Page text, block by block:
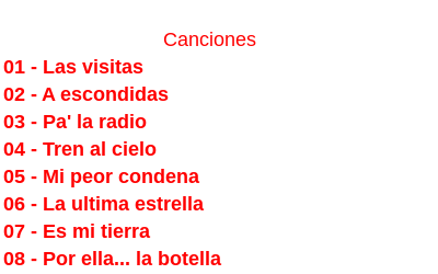
Canciones
01 - Las visitas
02 - A escondidas
03 - Pa' la radio
04 - Tren al cielo
05 - Mi peor condena
06 - La ultima estrella
07 - Es mi tierra
08 - Por ella... la botella